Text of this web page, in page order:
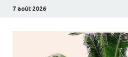
7 août 2026